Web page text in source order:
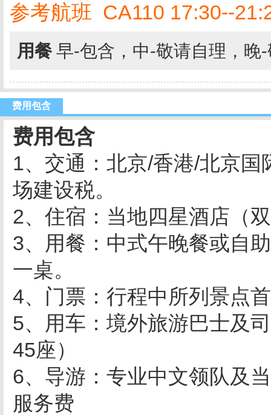
参考航班 CA110 17:30--
用餐 早-包含，中-敬请自理，晚
费用包含
费用包含
1、交通：北京/香港/北京
场建设税。
2、住宿：当地四星酒店（
3、用餐：中式午晚餐或自
一桌。
4、门票：行程中所列景点
5、用车：境外旅游巴士及
45座）
6、导游：专业中文领队及
服务费